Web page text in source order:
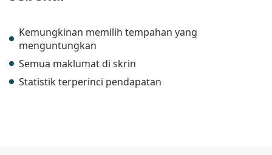
Kemungkinan memilih tempahan yang
menguntungkan
Semua maklumat di skrin
Statistik terperinci pendapatan